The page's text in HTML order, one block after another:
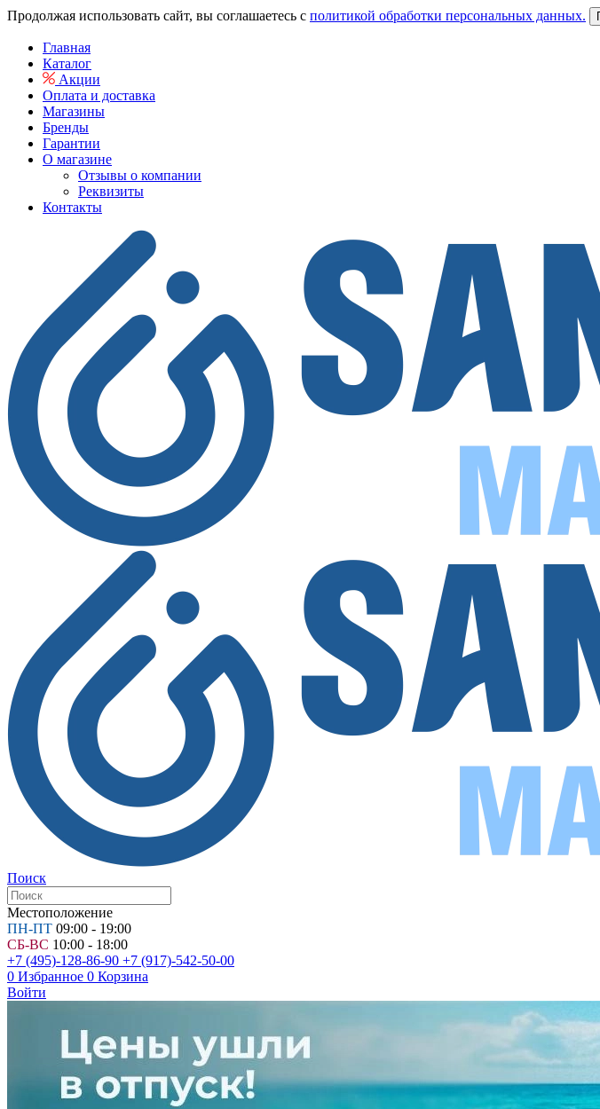
Продолжая использовать сайт, вы соглашаетесь с политикой обработки персональных данных.
Главная
Каталог
Акции
Оплата и доставка
Магазины
Бренды
Гарантии
О магазине
Отзывы о компании
Реквизиты
Контакты
Поиск
Местоположение
ПН-ПТ 09:00 - 19:00
СБ-ВС 10:00 - 18:00
+7 (495)-128-86-90 +7 (917)-542-50-00
0 Избранное 0 Корзина
Войти